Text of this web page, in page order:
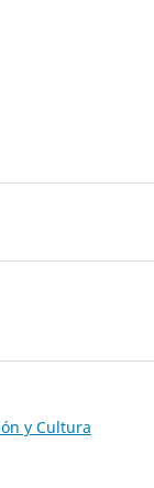
y Cultura